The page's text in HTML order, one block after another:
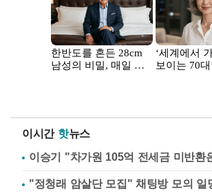
이시간 핫뉴스
이승기 "차가원 105억 전세금 미반환
"정청래 암살단 모집" 채팅방 모의 일